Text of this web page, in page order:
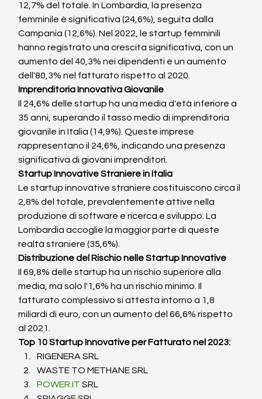
12,7% del totale. In Lombardia, la presenza
femminile è significativa (24,6%), seguita dalla
Campania (12,6%). Nel 2022, le startup femminili
hanno registrato una crescita significativa, con un
aumento del 40,3% nei dipendenti e un aumento
dell'80,3% nel fatturato rispetto al 2020.
Imprenditoria Innovativa Giovanile
Il 24,6% delle startup ha una media d'età inferiore a
35 anni, superando il tasso medio di imprenditoria
giovanile in Italia (14,9%). Queste imprese
rappresentano il 24,6%, indicando una presenza
significativa di giovani imprenditori.
Startup Innovative Straniere in Italia
Le startup innovative straniere costituiscono circa il
2,8% del totale, prevalentemente attive nella
produzione di software e ricerca e sviluppo. La
Lombardia accoglie la maggior parte di queste
realtà straniere (35,6%).
Distribuzione del Rischio nelle Startup Innovative
Il 69,8% delle startup ha un rischio superiore alla
media, ma solo l'1,6% ha un rischio minimo. Il
fatturato complessivo si attesta intorno a 1,8
miliardi di euro, con un aumento del 66,6% rispetto
al 2021.
Top 10 Startup Innovative per Fatturato nel 2023:
RIGENERA SRL
WASTE TO METHANE SRL
POWER.IT SRL